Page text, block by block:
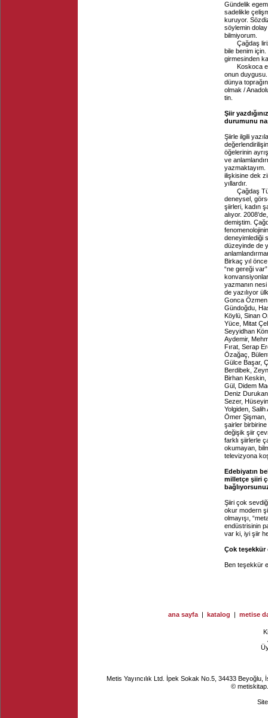
Gündelik
sadelikle
kuruyor.
söylemin
bilmiyorum.
Çağdaş
bile benim
girmesinden
Koskoca
onun
dünya
olmak /
tin.
Şiir
durumunu
Şiirle ilgili
öğelerinin
ve
yazmaktayım.
ilişkisine dek
yıllardır.
Çağdaş
deneysel,
şiirleri, kadın
alıyor.
demiştim.
deneyimlediği
düzeyinde de
Birkaç yıl
“ne gereği
yazmanın
de yazılıyor
Gonca
Gündoğdu,
Köylü, Sinan
Yüce, Mitat
Seyyidhan
Aydemir,
Fırat, Serap
Özağaç,
Gülce Başar,
Berdibek,
Birhan Keskin,
Gül, Didem
Deniz
Sezer,
Yolgiden,
Ömer Şişman,
şairler
değişik şiir
farklı şiirlerle
okumayan,
televizyona
Edebiyatın
milletçe şiiri
Şiiri çok
okur modern
olmayışı,
endüstrisinin
var ki, iyi şiir
Çok
Ben teşekkür
ana sayfa | katalog | metise
Metis Yayıncılık Ltd. İpek Sokak No.5, 34433
©